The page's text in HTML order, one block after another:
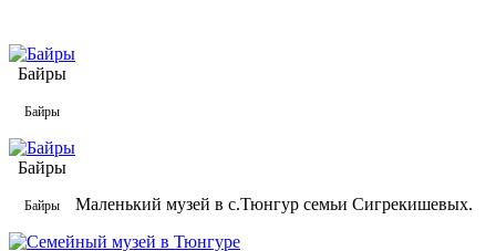
Байры
Байры
Байры
Байры Маленький музей в с.Тюнгур семьи Сигрекишевых.